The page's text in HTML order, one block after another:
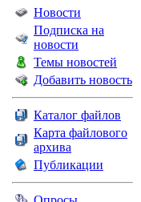
Новости
Подписка на
новости
Темы новостей
Добавить новость
Каталог файлов
Карта файлового
архива
Публикации